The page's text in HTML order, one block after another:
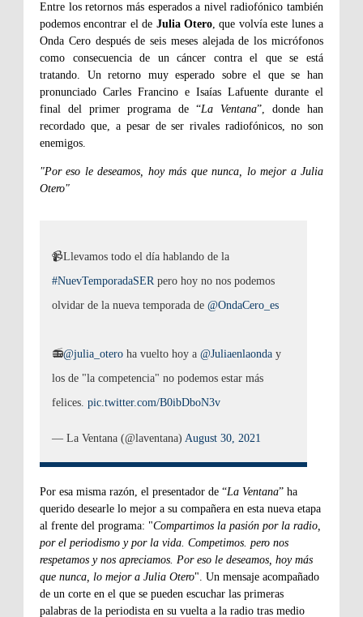
Entre los retornos más esperados a nivel radiofónico también
podemos encontrar el de Julia Otero, que volvía este lunes a
Onda Cero después de seis meses alejada de los micrófonos
como consecuencia de un cáncer contra el que se está
tratando. Un retorno muy esperado sobre el que se han
pronunciado Carles Francino e Isaías Lafuente durante el
final del primer programa de “La Ventana”, donde han
recordado que, a pesar de ser rivales radiofónicos, no son
enemigos.
"Por eso le deseamos, hoy más que nunca, lo mejor a Julia
Otero"
📹Llevamos todo el día hablando de la
#NuevTemporadaSERpero hoy no nos podemos
olvidar de la nueva temporada de @OndaCero_es
📻@julia_otero ha vuelto hoy a @Juliaenlaonda y
los de "la competencia" no podemos estar más
felices. pic.twitter.com/B0ibDboN3v
— La Ventana (@laventana) August 30, 2021
Por esa misma razón, el presentador de “La Ventana” ha
querido desearle lo mejor a su compañera en esta nueva etapa
al frente del programa: "Compartimos la pasión por la radio,
por el periodismo y por la vida. Competimos. pero nos
respetamos y nos apreciamos. Por eso le deseamos, hoy más
que nunca, lo mejor a Julia Otero". Un mensaje acompañado
de un corte en el que se pueden escuchar las primeras
palabras de la periodista en su vuelta a la radio tras medio